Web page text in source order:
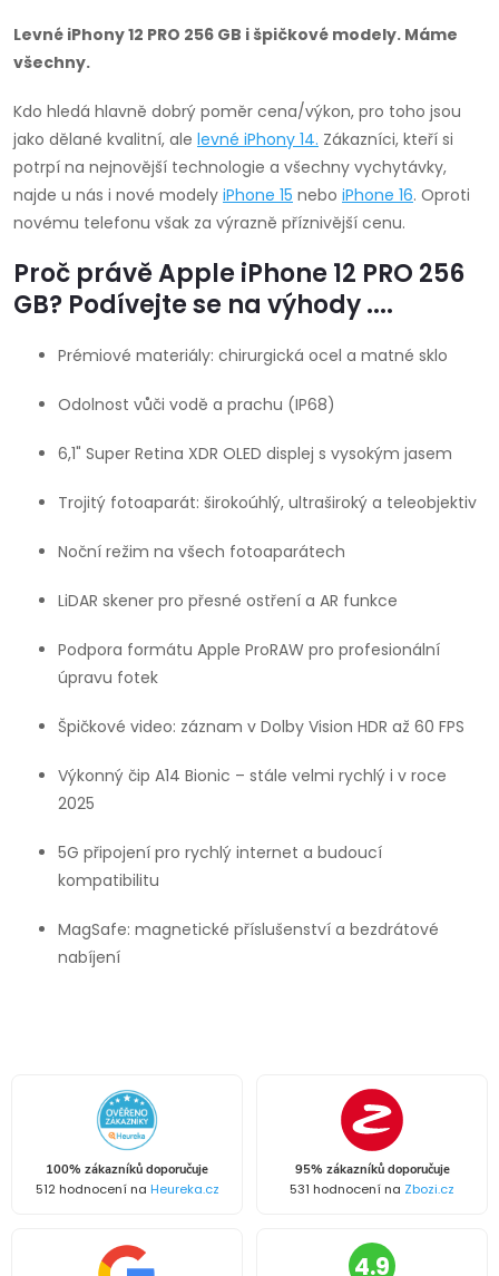
Levné iPhony 12 PRO 256 GB i špičkové modely. Máme
všechny.
Kdo hledá hlavně dobrý poměr cena/výkon, pro toho jsou
jako dělané kvalitní, ale levné iPhony 14. Zákazníci, kteří si
potrpí na nejnovější technologie a všechny vychytávky,
najde u nás i nové modely iPhone 15 nebo iPhone 16. Oproti
novému telefonu však za výrazně příznivější cenu.
Proč právě Apple iPhone 12 PRO 256
GB? Podívejte se na výhody ....
Prémiové materiály: chirurgická ocel a matné sklo
Odolnost vůči vodě a prachu (IP68)
6,1" Super Retina XDR OLED displej s vysokým jasem
Trojitý fotoaparát: širokoúhlý, ultraširoký a teleobjektiv
Noční režim na všech fotoaparátech
LiDAR skener pro přesné ostření a AR funkce
Podpora formátu Apple ProRAW pro profesionální
úpravu fotek
Špičkové video: záznam v Dolby Vision HDR až 60 FPS
Výkonný čip A14 Bionic – stále velmi rychlý i v roce
2025
5G připojení pro rychlý internet a budoucí
kompatibilitu
MagSafe: magnetické příslušenství a bezdrátové
nabíjení
100% zákazníků doporučuje
512 hodnocení na Heureka.cz
95% zákazníků doporučuje
531 hodnocení na Zbozi.cz
4.9